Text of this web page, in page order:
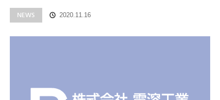
NEWS 2020.11.16